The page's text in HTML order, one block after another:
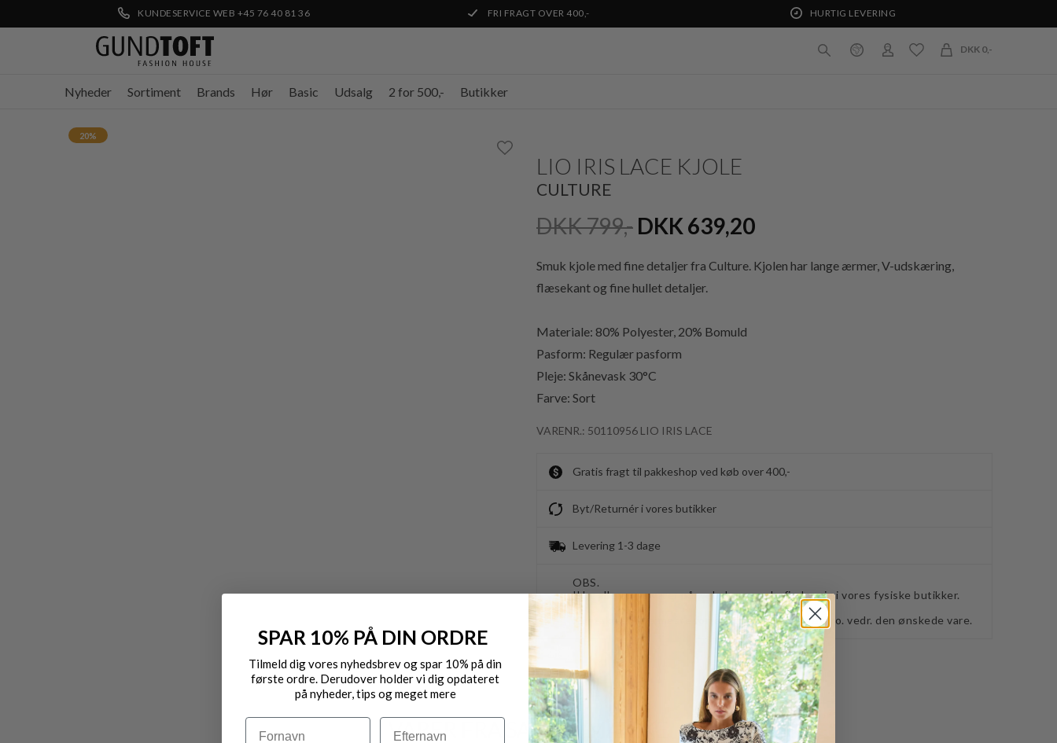
KUNDESERVICE WEB +45 76 40 81 36 FRI FRAGT OVER 400,- HURTIG LEVERING
DKK 0,-
Nyheder Sortiment Brands Hør Basic Udsalg 2 for 500,- Butikker
20%
LIO IRIS LACE KJOLE
CULTURE
DKK 799,- DKK 639,20
Smuk kjole med fine detaljer fra Culture. Kjolen har lange ærmer, V-udskæring,
flæsekant og fine hullet detaljer.
Materiale: 80% Polyester, 20% Bomuld
Pasform: Regulær pasform
Pleje: Skånevask 30°C
Farve: Sort
VARENR.: 50110956 LIO IRIS LACE
Gratis fragt til pakkeshop ved køb over 400,-
Byt/Returnér i vores butikker
Levering 1-3 dage
OBS.
Ikke alle vores varer på webshoppen, befinder sig i vores fysiske butikker.
Kontakt din nærmeste forretning for ydeligere info. vedr. den ønskede vare.
VARER FRA SAMME MÆRKE
SPAR 10% PÅ DIN ORDRE
Tilmeld dig vores nyhedsbrev og spar 10% på din
første ordre. Derudover holder vi dig opdateret
på nyheder, tips og meget mere
Navn Efternavn